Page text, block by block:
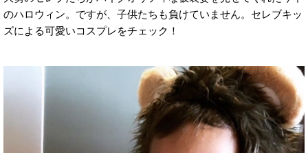
のハロウィン。ですが、子供たちも負けていません。セレブキッ
ズによる可愛いコスプレをチェック！